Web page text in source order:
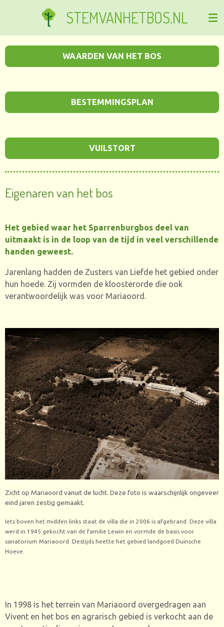
naar
de
STEMVANHETBOS.NL
WAARDEN VAN HET BOS
BESTEMMINGSPLAN
VUILSTORT
Eigenaren van het bos
Het gebied waar het Sparrenburgbos deel van
uitmaakt is in de loop van de tijd in veel verschillende
handen geweest.
Jarenlang hadden de Zusters van Liefde het gebied onder
hun hoede. Zij vormden de kloosterorde die ook
verantwoordelijk was voor Mariaoord.
Zicht op Mariaoord vanuit de lucht. Deze foto is waarschijnlijk ongeveer
eind jaren zestig gemaakt.
Iets boven het midden links staat de villa die in 2006 is afgebrand. Deze villa
werd in 1945 gekocht van de familie Lewin en vormde de basis voor
sanatorium Mariaoord . Destijds heette het gebied landgoed Duinsche
Hoeve.
In 1998 is het terrein van Mariaoord overgedragen aan
Vivent en het bos en agrarisch gebied is verkocht aan de